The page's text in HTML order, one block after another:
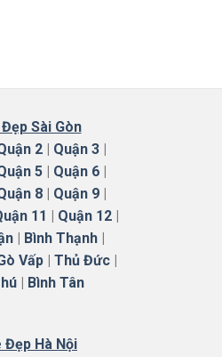
Sài Gòn
2 | Quận 3 |
5 | Quận 6 |
8 | Quận 9 |
11 | Quận 12|
| Bình Thạnh|
Vấp | Thủ Đức |
| Bình Tân
Đẹp Hà Nội